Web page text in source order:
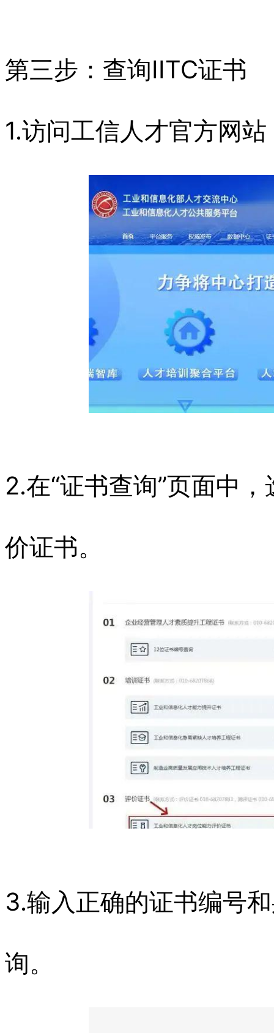
第三步：查询IITC证书
1.访问工信人才官方网
2.在“证书查询”页面中
价证书。
3.输入正确的证书编号
询。